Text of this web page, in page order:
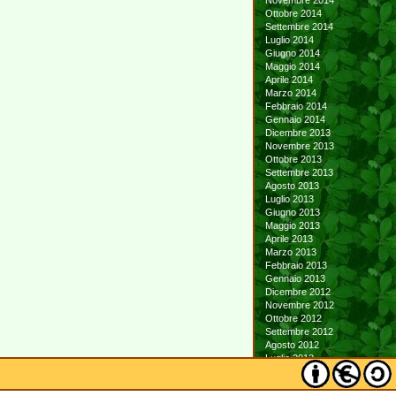
Ottobre 2014
Settembre 2014
Luglio 2014
Giugno 2014
Maggio 2014
Aprile 2014
Marzo 2014
Febbraio 2014
Gennaio 2014
Dicembre 2013
Novembre 2013
Ottobre 2013
Settembre 2013
Agosto 2013
Luglio 2013
Giugno 2013
Maggio 2013
Aprile 2013
Marzo 2013
Febbraio 2013
Gennaio 2013
Dicembre 2012
Novembre 2012
Ottobre 2012
Settembre 2012
Agosto 2012
Luglio 2012
Giugno 2012
Maggio 2012